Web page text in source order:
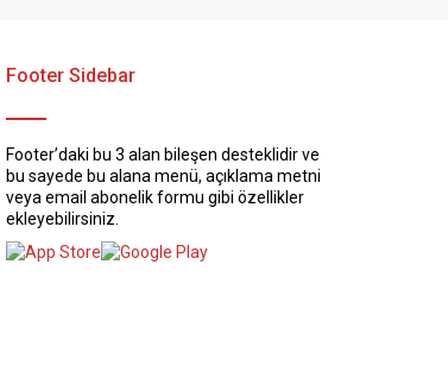
Footer Sidebar
Footer’daki bu 3 alan bileşen desteklidir ve
bu sayede bu alana menü, açıklama metni
veya email abonelik formu gibi özellikler
ekleyebilirsiniz.